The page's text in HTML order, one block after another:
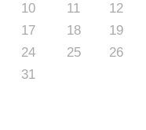
10
11 12
17
18 19
24
25 26
31